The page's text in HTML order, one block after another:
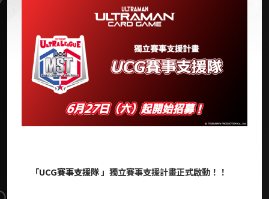
「UCG賽事支援隊」獨立賽事支援計畫正式啟動！！